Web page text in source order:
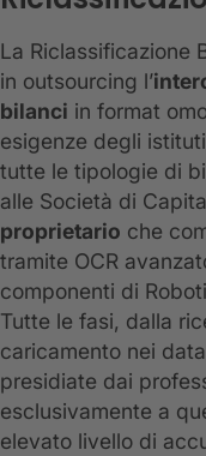
La Riclassificazione
in outsourcing l’
bilanci in format
esigenze degli
tutte le tipologie di
alle Società di
proprietario che
tramite OCR
componenti di
Tutte le fasi, dalla
caricamento nei
presidiate dai
esclusivamente a
elevato livello di